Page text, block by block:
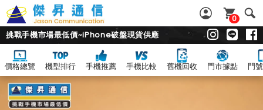
0
挑戰手機市場最低價~iPhone破盤現貨供應
價格總覽 機型排行 手機推薦 手機比較 舊機回收 門市據點 門